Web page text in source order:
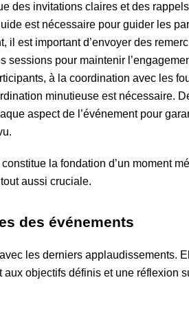
des invitations claires et des
est nécessaire pour guider les
il est important d’envoyer des
sessions pour maintenir
à la coordination avec les
minutieuse est nécessaire.
aspect de l’événement pour
la fondation d’un moment
aussi cruciale.
des événements
les derniers applaudissements.
objectifs définis et une réflexion